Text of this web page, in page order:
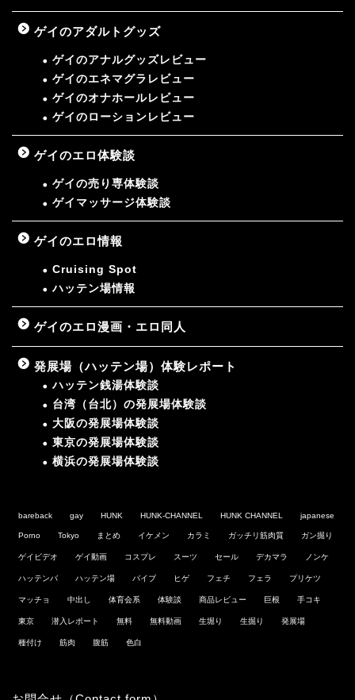
ゲイのアダルトグッズ
ゲイのアナルグッズレビュー
ゲイのエネマグラレビュー
ゲイのオナホールレビュー
ゲイのローションレビュー
ゲイのエロ体験談
ゲイの売り専体験談
ゲイマッサージ体験談
ゲイのエロ情報
Cruising Spot
ハッテン場情報
ゲイのエロ漫画・エロ同人
発展場（ハッテン場）体験レポート
ハッテン銭湯体験談
台湾（台北）の発展場体験談
大阪の発展場体験談
東京の発展場体験談
横浜の発展場体験談
bareback gay HUNK HUNK-CHANNEL HUNK CHANNEL japanese
Porno Tokyo まとめ イケメン カラミ ガッチリ筋肉質 ガン掘り
ゲイビデオ ゲイ動画 コスプレ スーツ セール デカマラ ノンケ
ハッテンバ ハッテン場 バイブ ヒゲ フェチ フェラ プリケツ
マッチョ 中出し 体育会系 体験談 商品レビュー 巨根 手コキ
東京 潜入レポート 無料 無料動画 生堀り 生掘り 発展場
種付け 筋肉 腹筋 色白